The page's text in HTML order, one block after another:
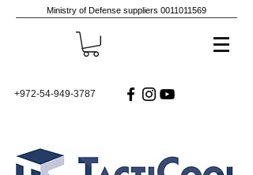
Ministry of Defense suppliers 0011011569
+972-54-949-3787